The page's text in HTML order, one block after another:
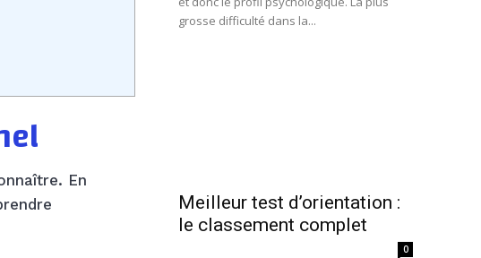
En
grosse difficulté dans la...
Meilleur test d’orientation :
le classement complet
0